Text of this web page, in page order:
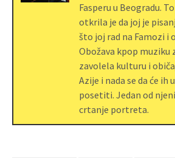
Fasperu u Beogradu.
otkrila je da joj je
što joj rad na Famozi i
Obožava kpop muziku
zavolela kulturu i
Azije i nada se da će ih
posetiti. Jedan od
crtanje portreta.